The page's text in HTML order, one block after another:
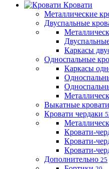
Кровати
Металлические
Двуспальные
Каркасы
Односпальные
Каркасы
Выкатные кровати
Кровати чердаки
Кровати-
Кровати-
Кровати-
Дополнительно 25